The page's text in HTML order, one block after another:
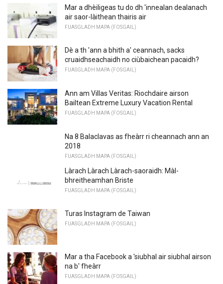
Mar a dhèiligeas tu do dh 'innealan dealanach
air saor-làithean thairis air
FUASGLADH MAPA (FOSGAIL)
Dè a th 'ann a bhith a' ceannach, sacks
cruaidhseachaidh no ciùbaichean pacaidh?
FUASGLADH MAPA (FOSGAIL)
Ann am Villas Veritas: Riochdaire airson
Bailtean Extreme Luxury Vacation Rental
FUASGLADH MAPA (FOSGAIL)
Na 8 Balaclavas as fheàrr ri cheannach ann an
2018
FUASGLADH MAPA (FOSGAIL)
Làrach Làrach Làrach-saoraidh: Màl-
bhreitheamhan Briste
FUASGLADH MAPA (FOSGAIL)
Turas Instagram de Taiwan
FUASGLADH MAPA (FOSGAIL)
Mar a tha Facebook a 'siubhal air siubhal airson
na b' fheàrr
FUASGLADH MAPA (FOSGAIL)